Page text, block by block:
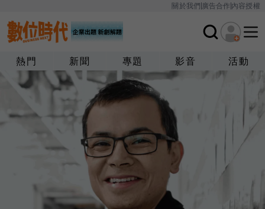
關於我們廣告合作內容授權
熱門 新聞 專題 影音 活動